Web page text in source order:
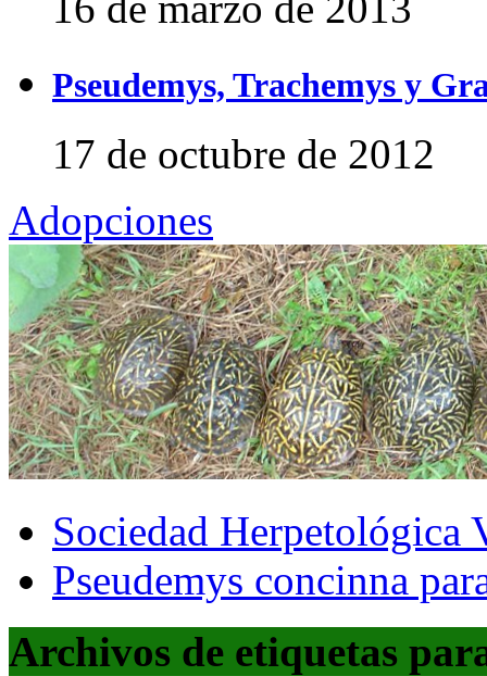
Pseudemys, Trachemys y
17 de octubre de 2012
Adopciones
Sociedad Herpetológica
Pseudemys concinna
Archivos de etiquetas